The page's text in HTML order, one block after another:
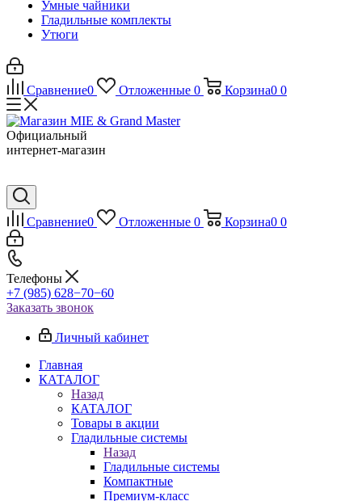
Умные чайники
Гладильные комплекты
Утюги
Сравнение0 Отложенные 0 Корзина0 0
Официальный
интернет-магазин
Сравнение0 Отложенные 0 Корзина0 0
Телефоны
+7 (985) 628−70−60
Заказать звонок
Личный кабинет
Главная
КАТАЛОГ
Назад
КАТАЛОГ
Товары в акции
Гладильные системы
Назад
Гладильные системы
Компактные
Премиум-класс